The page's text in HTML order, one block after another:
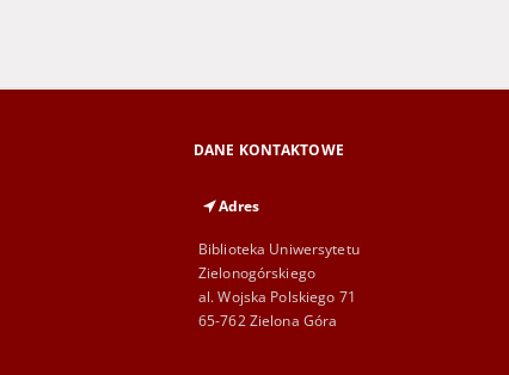
DANE KONTAKTOWE
Adres
Biblioteka Uniwersytetu
Zielonogórskiego
al. Wojska Polskiego 71
65-762 Zielona Góra